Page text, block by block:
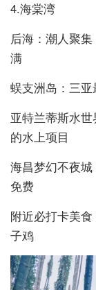
4.海棠湾
后海：潮人聚
满
蜈支洲岛：三亚
亚特兰蒂斯水
的水上项目
海昌梦幻不夜
免费
附近必打卡美
子鸡